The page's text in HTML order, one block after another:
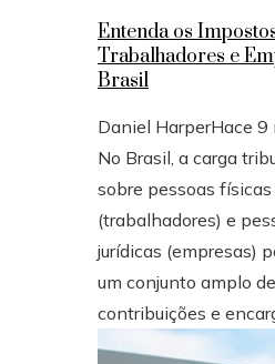
Entenda os
Trabalhadores e
Brasil
Daniel HarperHace 9
No Brasil, a carga
sobre pessoas físicas
(trabalhadores) e
jurídicas (empresas)
um conjunto amplo
contribuições e